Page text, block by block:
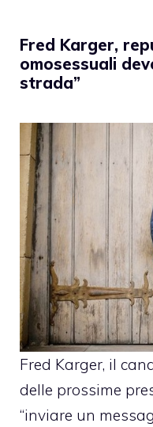
Fred Karger,
omosessuali
strada”
Fred Karger, il
delle prossime
“inviare un